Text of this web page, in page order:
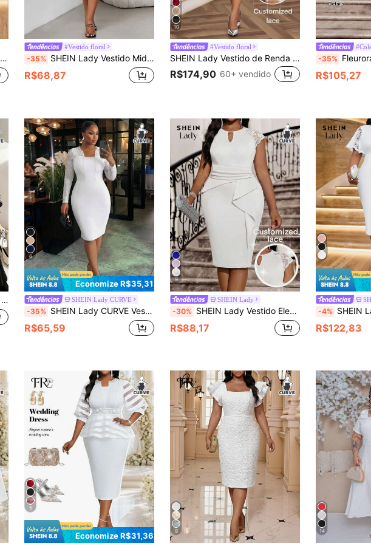
#Vestido floral
-35% SHEIN Lady Vestido Midi Ajustado e Elegante Feminino Plus Size com Estampa Floral, Decote em V, Manga Bufante Curta e Mesh
R$68,87
10
#Vestido floral
SHEIN Lady Vestido de Renda Preto Elegante para Festa de Plus Size, Primavera, Verão, Outono e Inverno, Vestido Preto Curto
R$174,90 60+ vendido
-35% Fleurora Vestido Elegante de
R$105,27
6
Economize R$35,31
SHEIN Lady CURVE
-35% SHEIN Lady CURVE Vestido de Festa Elegante com Renda e Cintura Definida para Mulheres Plus Size
R$65,59
9
SHEIN Lady
-30% SHEIN Lady Vestido Elegante de Festa com Renda e Recortes, Plus Size
R$88,17
-4% SHEIN Lady Vestido de Malha Branco com Decote em Barco, Manga Bufante, Contraste de Renda, Botão e Ajustado, Midi de Manga Curta para Tamanhos Grandes,
R$122,83
5
Economize R$31,36 9 14